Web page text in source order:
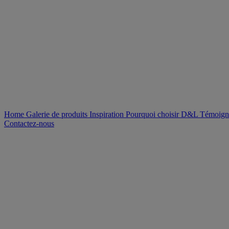
Home Galerie de produits Inspiration Pourquoi choisir D&L
Contactez-nous